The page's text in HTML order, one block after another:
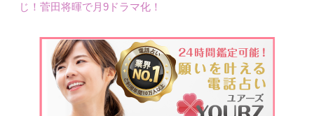
じ！菅田将暉で月9ドラマ化！